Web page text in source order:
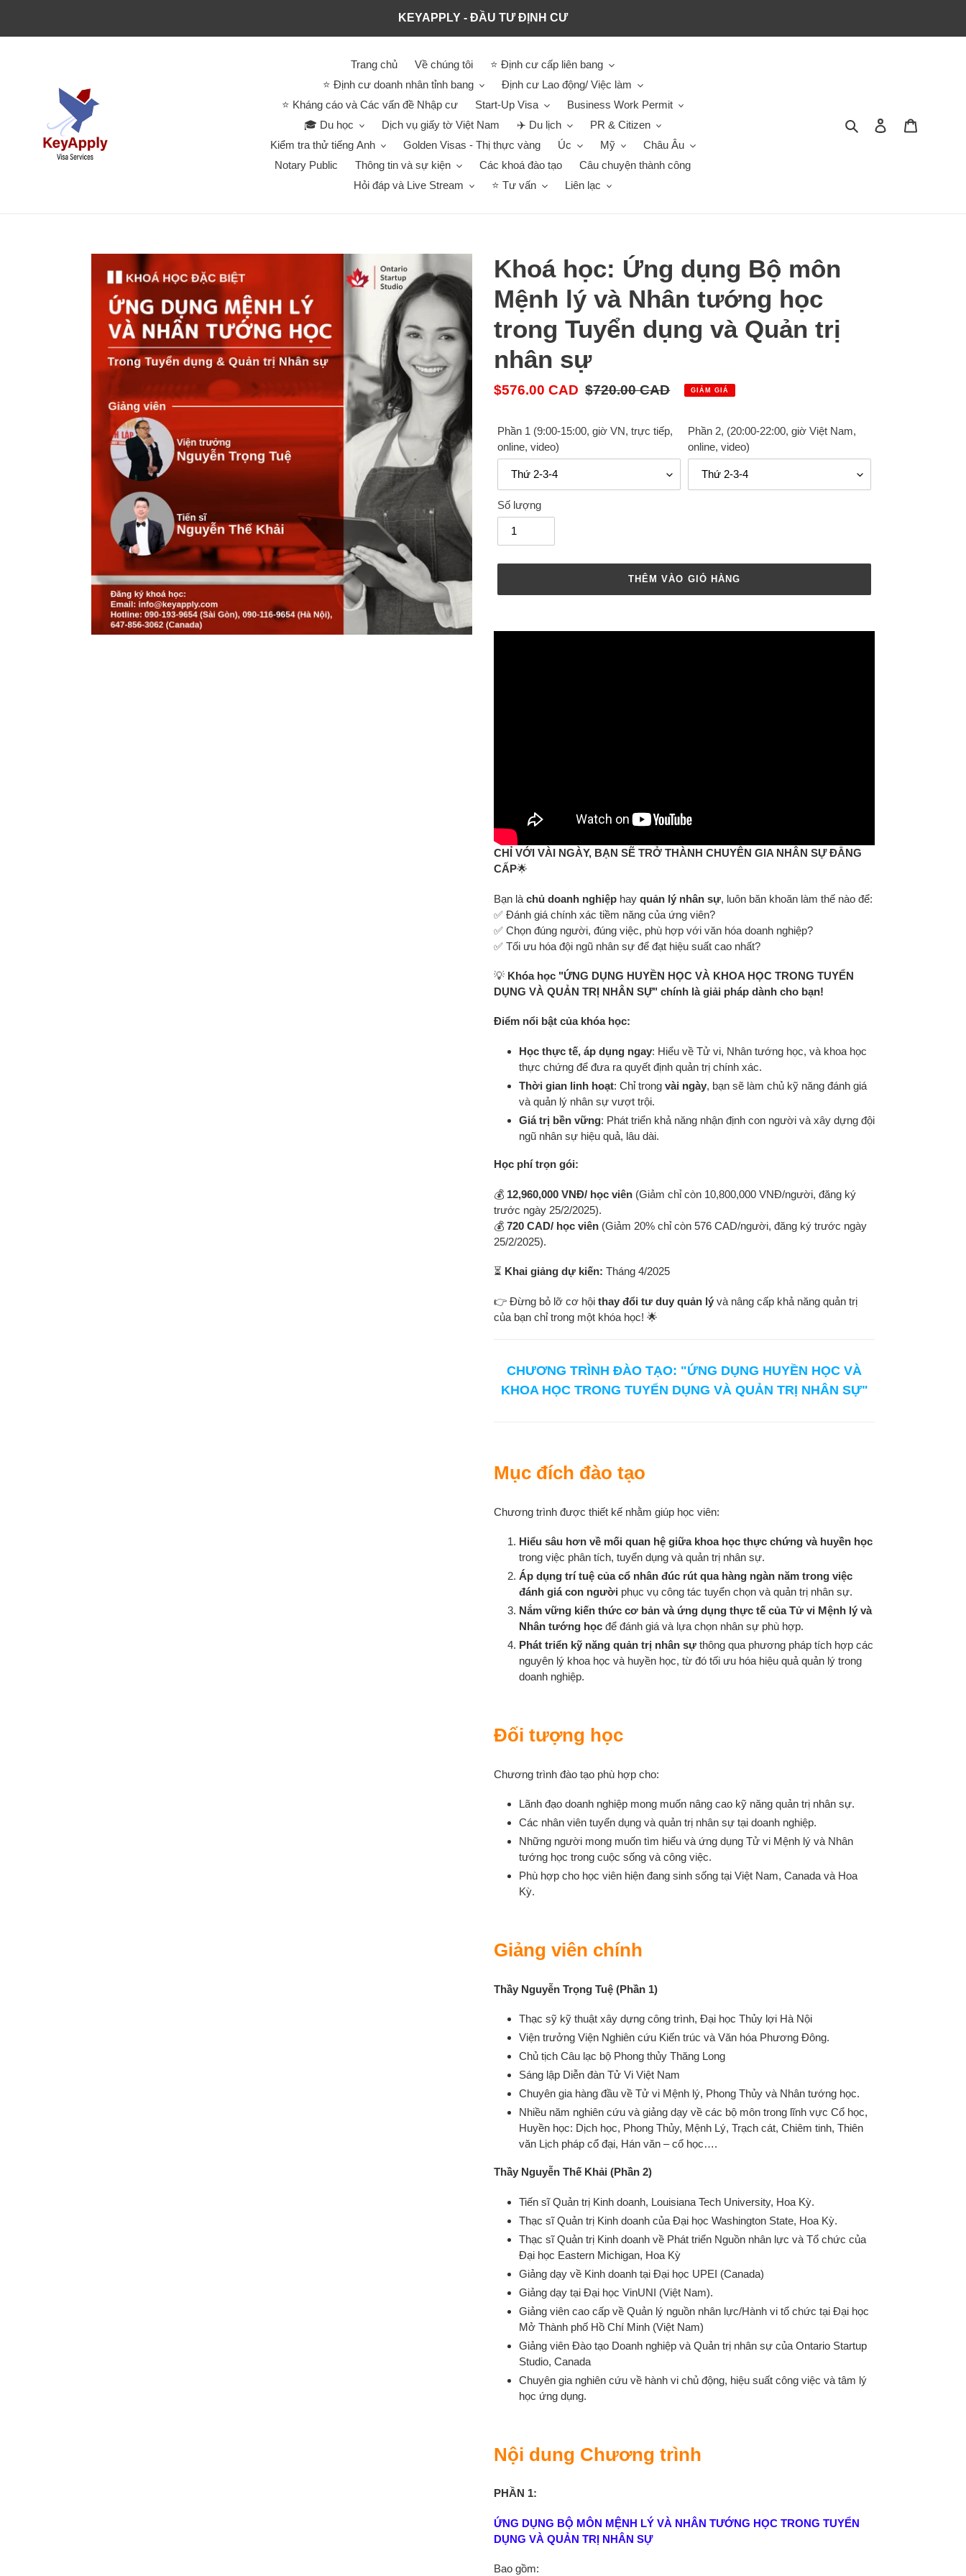
KEYAPPLY - ĐẦU TƯ ĐỊNH CƯ
Trang chủ Về chúng tôi
⭐ Định cư cấp liên bang
⭐ Định cư doanh nhân tỉnh bang
Định cư Lao động/ Việc làm
⭐ Kháng cáo và Các vấn đề Nhập cư
Start-Up Visa
Business Work Permit
🎓 Du học
Dịch vụ giấy tờ Việt Nam ✈️ Du lịch
PR & Citizen
Kiểm tra thử tiếng Anh
Golden Visas - Thị thực vàng Úc Mỹ
Châu Âu
Notary Public
Thông tin và sự kiện Các khoá đào tạo
Câu chuyện thành công
Hỏi đáp và Live Stream
⭐ Tư vấn Liên lạc
Tìm kiếmĐăng nhập
Khoá học: Ứng dụng Bộ môn
Mệnh lý và Nhân tướng học
trong Tuyển dụng và Quản trị
nhân sự
Giá
$576.00 CAD Giá
thông
$720.00 CAD GIẢM GIÁ
Phần 1 (9:00-15:00, giờ VN, trực tiếp,
online, video)
Phần 2, (20:00-22:00, giờ Việt Nam,
online, video)
Số lượng
THÊM VÀO GIỎ HÀNG
sản
CHỈ VỚI VÀI NGÀY, BẠN SẼ TRỞ THÀNH CHUYÊN GIA NHÂN SỰ ĐẲNG
CẤP🌟
Bạn là chủ doanh nghiệp hay quản lý nhân sự, luôn băn khoăn làm thế nào để:
✅ Đánh giá chính xác tiềm năng của ứng viên?
✅ Chọn đúng người, đúng việc, phù hợp với văn hóa doanh nghiệp?
✅ Tối ưu hóa đội ngũ nhân sự để đạt hiệu suất cao nhất?
💡 Khóa học "ỨNG DỤNG HUYỀN HỌC VÀ KHOA HỌC TRONG TUYỂN
DỤNG VÀ QUẢN TRỊ NHÂN SỰ" chính là giải pháp dành cho bạn!
Điểm nổi bật của khóa học:
Học thực tế, áp dụng ngay: Hiểu về Tử vi, Nhân tướng học, và khoa học
thực chứng để đưa ra quyết định quản trị chính xác.
Thời gian linh hoạt: Chỉ trong vài ngày, bạn sẽ làm chủ kỹ năng đánh giá
và quản lý nhân sự vượt trội.
Giá trị bền vững: Phát triển khả năng nhận định con người và xây dựng đội
ngũ nhân sự hiệu quả, lâu dài.
Học phí trọn gói:
💰 12,960,000 VNĐ/ học viên (Giảm chỉ còn 10,800,000 VNĐ/người, đăng ký
trước ngày 25/2/2025).
💰 720 CAD/ học viên (Giảm 20% chỉ còn 576 CAD/người, đăng ký trước ngày
25/2/2025).
⏳ Khai giảng dự kiến: Tháng 4/2025
👉 Đừng bỏ lỡ cơ hội thay đổi tư duy quản lý và nâng cấp khả năng quản trị
của bạn chỉ trong một khóa học! 🌟
CHƯƠNG TRÌNH ĐÀO TẠO: "ỨNG DỤNG HUYỀN HỌC VÀ
KHOA HỌC TRONG TUYỂN DỤNG VÀ QUẢN TRỊ NHÂN SỰ"
Mục đích đào tạo
Chương trình được thiết kế nhằm giúp học viên:
Hiểu sâu hơn về mối quan hệ giữa khoa học thực chứng và huyền học
trong việc phân tích, tuyển dụng và quản trị nhân sự.
Áp dụng trí tuệ của cổ nhân đúc rút qua hàng ngàn năm trong việc
đánh giá con người phục vụ công tác tuyển chọn và quản trị nhân sự.
Nắm vững kiến thức cơ bản và ứng dụng thực tế của Tử vi Mệnh lý và
Nhân tướng học để đánh giá và lựa chọn nhân sự phù hợp.
Phát triển kỹ năng quản trị nhân sự thông qua phương pháp tích hợp các
nguyên lý khoa học và huyền học, từ đó tối ưu hóa hiệu quả quản lý trong
doanh nghiệp.
Đối tượng học
Chương trình đào tạo phù hợp cho:
Lãnh đạo doanh nghiệp mong muốn nâng cao kỹ năng quản trị nhân sự.
Các nhân viên tuyển dụng và quản trị nhân sự tại doanh nghiệp.
Những người mong muốn tìm hiểu và ứng dụng Tử vi Mệnh lý và Nhân
tướng học trong cuộc sống và công việc.
Phù hợp cho học viên hiện đang sinh sống tại Việt Nam, Canada và Hoa
Kỳ.
Giảng viên chính
Thầy Nguyễn Trọng Tuệ (Phần 1)
Thạc sỹ kỹ thuật xây dựng công trình, Đại học Thủy lợi Hà Nội
Viện trưởng Viện Nghiên cứu Kiến trúc và Văn hóa Phương Đông.
Chủ tịch Câu lạc bộ Phong thủy Thăng Long
Sáng lập Diễn đàn Tử Vi Việt Nam
Chuyên gia hàng đầu về Tử vi Mệnh lý, Phong Thủy và Nhân tướng học.
Nhiều năm nghiên cứu và giảng dạy về các bộ môn trong lĩnh vực Cổ học,
Huyền học: Dịch học, Phong Thủy, Mệnh Lý, Trạch cát, Chiêm tinh, Thiên
văn Lịch pháp cổ đại, Hán văn – cổ học….
Thầy Nguyễn Thế Khải (Phần 2)
Tiến sĩ Quản trị Kinh doanh, Louisiana Tech University, Hoa Kỳ.
Thạc sĩ Quản trị Kinh doanh của Đại học Washington State, Hoa Kỳ.
Thạc sĩ Quản trị Kinh doanh về Phát triển Nguồn nhân lực và Tổ chức của
Đại học Eastern Michigan, Hoa Kỳ
Giảng dạy về Kinh doanh tại Đại học UPEI (Canada)
Giảng dạy tại Đại học VinUNI (Việt Nam).
Giảng viên cao cấp về Quản lý nguồn nhân lực/Hành vi tổ chức tại Đại học
Mở Thành phố Hồ Chí Minh (Việt Nam)
Giảng viên Đào tạo Doanh nghiệp và Quản trị nhân sự của Ontario Startup
Studio, Canada
Chuyên gia nghiên cứu về hành vi chủ động, hiệu suất công việc và tâm lý
học ứng dụng.
Nội dung Chương trình
PHẦN 1:
ỨNG DỤNG BỘ MÔN MỆNH LÝ VÀ NHÂN TƯỚNG HỌC TRONG TUYỂN
DỤNG VÀ QUẢN TRỊ NHÂN SỰ
Bao gồm: